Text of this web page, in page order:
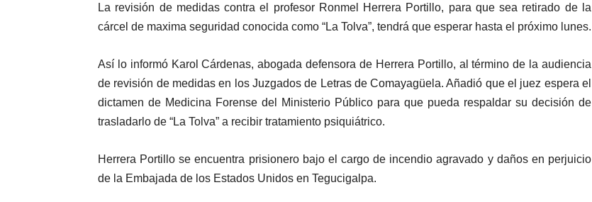
La revisión de medidas contra el profesor Ronmel Herrera Portillo, para que sea retirado de la
cárcel de maxima seguridad conocida como “La Tolva”, tendrá que esperar hasta el próximo lunes.
Así lo informó Karol Cárdenas, abogada defensora de Herrera Portillo, al término de la audiencia
de revisión de medidas en los Juzgados de Letras de Comayagüela. Añadió que el juez espera el
dictamen de Medicina Forense del Ministerio Público para que pueda respaldar su decisión de
trasladarlo de “La Tolva” a recibir tratamiento psiquiátrico.
Herrera Portillo se encuentra prisionero bajo el cargo de incendio agravado y daños en perjuicio
de la Embajada de los Estados Unidos en Tegucigalpa.